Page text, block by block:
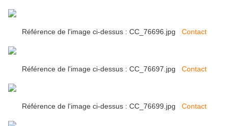
Référence de l'image ci-dessus : CC_76696.jpg Contact
Référence de l'image ci-dessus : CC_76697.jpg Contact
Référence de l'image ci-dessus : CC_76699.jpg Contact